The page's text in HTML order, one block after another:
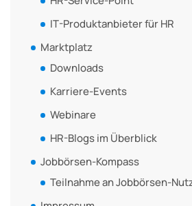
IT-Produktanbieter für HR
Marktplatz
Downloads
Karriere-Events
Webinare
HR-Blogs im Überblick
Jobbörsen-Kompass
Teilnahme an Jobbörsen-